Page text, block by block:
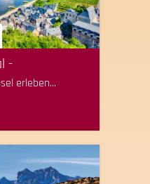
-
erleben...